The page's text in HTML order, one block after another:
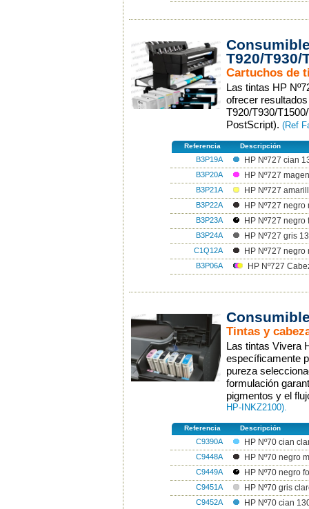
T920/T930/
Cartuchos de
Las tintas HP
ofrecer
T920/T930/
PostScript). (Ref
Referencia Descripción
B3P19A HP Nº727 cian
B3P20A HP Nº727
B3P21A HP Nº727
B3P22A HP Nº727 negro
B3P23A HP Nº727 negro
B3P24A HP Nº727 gris
C1Q12A HP Nº727 negro
B3P06A HP Nº727
Tintas y
Las tintas Vivera
específicamente
pureza
formulación
pigmentos y el
HP-INKZ2100).
Referencia Descripción
C9390A HP Nº70 cian
C9448A HP Nº70 negro
C9449A HP Nº70 negro
C9451A HP Nº70 gris
C9452A HP Nº70 cian